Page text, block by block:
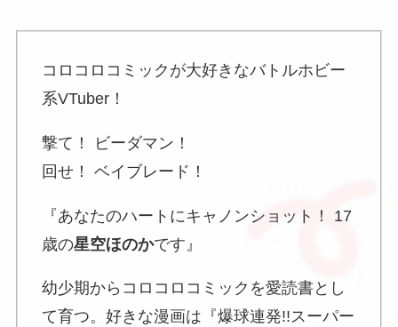
コロコロコミックが大好きなバトルホビー
系VTuber！
撃て！ ビーダマン！
回せ！ ベイブレード！
『あなたのハートにキャノンショット！ 17
歳の星空ほのかです』
幼少期からコロコロコミックを愛読書とし
て育つ。好きな漫画は『爆球連発!!スーパー